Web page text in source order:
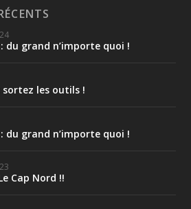
: du grand n’importe quoi !
sortez les outils !
: du grand n’importe quoi !
Cap Nord !!